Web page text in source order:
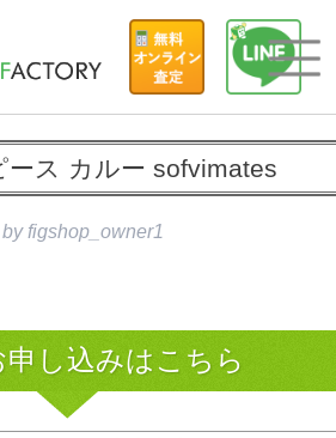
ース カルー sofvimates
by figshop_owner1
申し込みはこちら